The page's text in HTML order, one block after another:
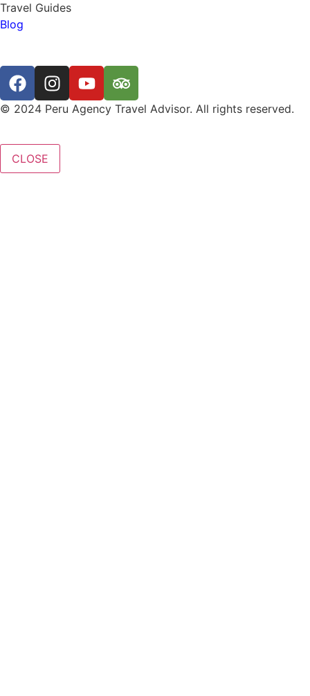
Travel Guides
Blog
© 2024 Peru Agency Travel Advisor. All rights reserved.
CLOSE